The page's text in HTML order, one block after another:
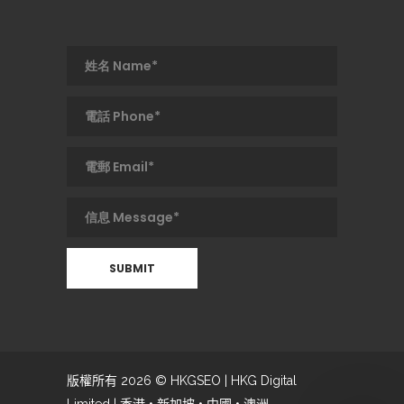
版權所有 2026 © HKGSEO | HKG Digital